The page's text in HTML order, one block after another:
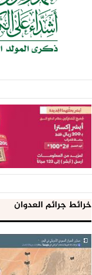
خرائط جرائم العدوان